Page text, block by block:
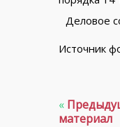
Деловое
Источник
«
материал